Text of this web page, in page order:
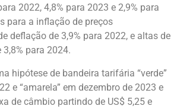
2022, 4,8% para 2023 e 2,9% para
para a inflação de preços
deflação de 3,9% para 2022, e altas de
3,8% para 2024.
hipótese de bandeira tarifária “verde”
e “amarela” em dezembro de 2023 e
de câmbio partindo de US$ 5,25 e